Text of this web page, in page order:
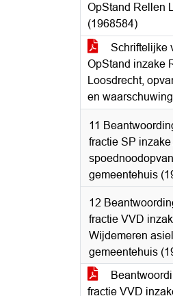
OpStand Rellen
(1968584)
Schriftelijke
OpStand inzake
Loosdrecht,
en
11
fractie SP
gemeentehuis
12
fractie VVD
Wijdemeren
gemeentehuis
fractie VVD